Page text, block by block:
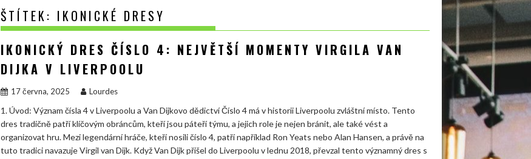
ŠTÍTEK: IKONICKÉ DRESY
IKONICKÝ DRES ČÍSLO 4: NEJVĚTŠÍ MOMENTY VIRGILA VAN
DIJKA V LIVERPOOLU
17 června, 2025 Lourdes
1. Úvod: Význam čísla 4 v Liverpoolu a Van Dijkovo dědictví Číslo 4 má v historii Liverpoolu zvláštní místo. Tento
dres tradičně patří klíčovým obráncům, kteří jsou páteří týmu, a jejich role je nejen bránit, ale také vést a
organizovat hru. Mezi legendární hráče, kteří nosili číslo 4, patří například Ron Yeats nebo Alan Hansen, a právě na
tuto tradici navazuje Virgil van Dijk. Když Van Dijk přišel do Liverpoolu v lednu 2018, převzal tento významný dres s